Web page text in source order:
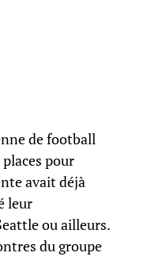
de football
pour
avait déjà
leur
ou ailleurs.
du groupe